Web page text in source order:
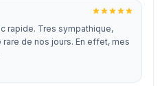
rapide. Tres sympathique,
de nos jours. En effet, mes